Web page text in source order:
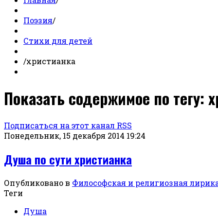
Поэзия/
Стихи для детей
/христианка
Показать содержимое по тегу:
Подписаться на этот канал RSS
Понедельник, 15 декабря 2014 19:24
Душа по сути христианка
Опубликовано в Философская и религиозная
Теги
Душа